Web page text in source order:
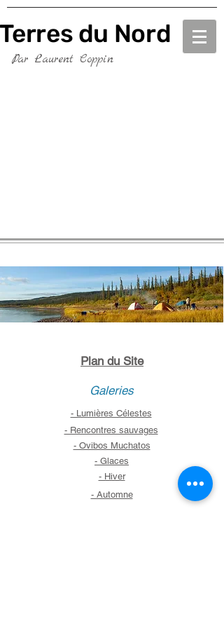
Terres du Nord
Terres du Nord
Par Laurent Coppin
Plan du Site
Galeries
- Lumières Célestes
- Rencontres sauvages
- Ovibos Muchatos
- Glaces
- Hiver
- Automne